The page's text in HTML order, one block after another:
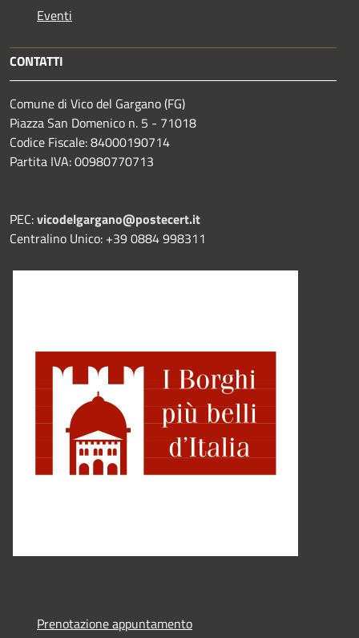
Eventi
CONTATTI
Comune di Vico del Gargano (FG)
Piazza San Domenico n. 5 - 71018
Codice Fiscale: 84000190714
Partita IVA: 00980770713
PEC:vicodelgargano@postecert.it
Centralino Unico: +39 0884 998311
Prenotazione appuntamento